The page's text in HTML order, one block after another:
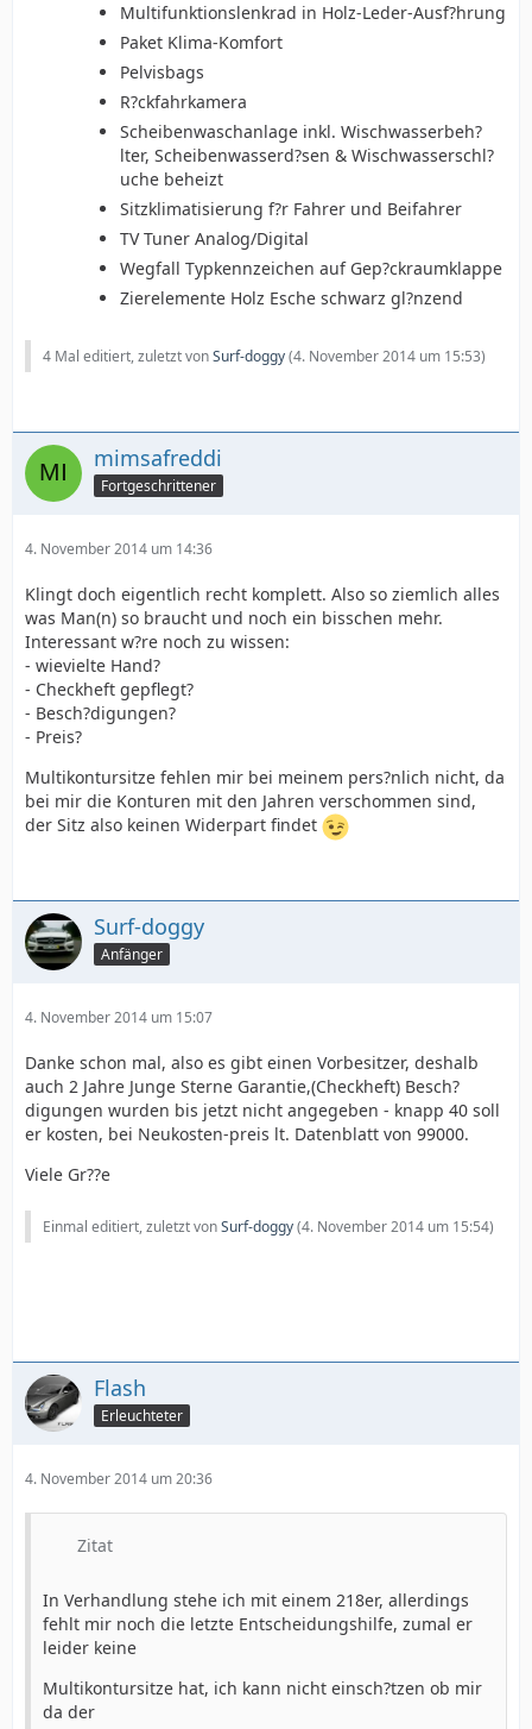
Multifunktionslenkrad in Holz-Leder-Ausf?hrung
Paket Klima-Komfort
Pelvisbags
R?ckfahrkamera
Scheibenwaschanlage inkl. Wischwasserbeh?
lter, Scheibenwasserd?sen & Wischwasserschl?
uche beheizt
Sitzklimatisierung f?r Fahrer und Beifahrer
TV Tuner Analog/Digital
Wegfall Typkennzeichen auf Gep?ckraumklappe
Zierelemente Holz Esche schwarz gl?nzend
4 Mal editiert, zuletzt vonSurf-doggy(4. November 2014 um 15:53)
mimsafreddi
Fortgeschrittener
4. November 2014 um 14:36
Klingt doch eigentlich recht komplett. Also so ziemlich alles
was Man(n) so braucht und noch ein bisschen mehr.
Interessant w?re noch zu wissen:
- wievielte Hand?
- Checkheft gepflegt?
- Besch?digungen?
- Preis?
Multikontursitze fehlen mir bei meinem pers?nlich nicht, da
bei mir die Konturen mit den Jahren verschommen sind,
der Sitz also keinen Widerpart findet
Surf-doggy
Anfänger
4. November 2014 um 15:07
Danke schon mal, also es gibt einen Vorbesitzer, deshalb
auch 2 Jahre Junge Sterne Garantie,(Checkheft) Besch?
digungen wurden bis jetzt nicht angegeben - knapp 40 soll
er kosten, bei Neukosten-preis lt. Datenblatt von 99000.
Viele Gr??e
Einmal editiert, zuletzt vonSurf-doggy(4. November 2014 um 15:54)
Flash
Erleuchteter
4. November 2014 um 20:36
Zitat
In Verhandlung stehe ich mit einem 218er, allerdings
fehlt mir noch die letzte Entscheidungshilfe, zumal er
leider keine
Multikontursitze hat, ich kann nicht einsch?tzen ob mir
da der